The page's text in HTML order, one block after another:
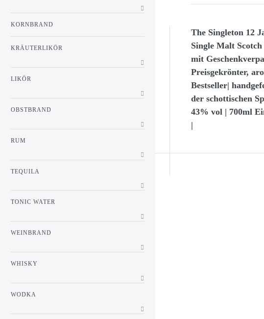
The Singleton 12
Single Malt
mit
Preisgekrönter,
Bestseller|
der schottischen
43% vol | 700ml
|
KORNBRAND
KRÄUTERLIKÖR
LIKÖR
OBSTBRAND
RUM
TEQUILA
TONIC WATER
WEINBRAND
WHISKY
WODKA